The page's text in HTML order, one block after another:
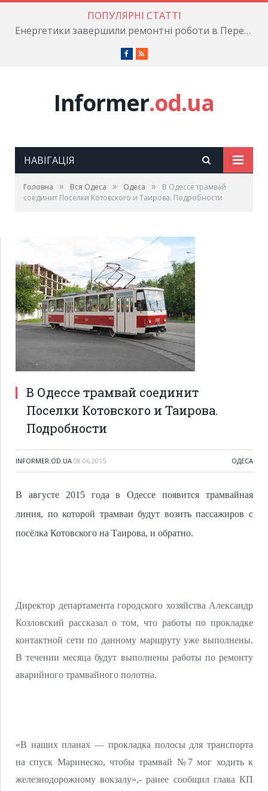
ПОПУЛЯРНІ СТАТТІ
Енергетики завершили ремонтні роботи в Пересипському районі
Facebook
RSS
Informer.od.ua
НАВІГАЦІЯ
Головна » Вся Одеса » Одеса »
В Одессе трамвай
соединит Поселки Котовского и Таирова. Подробности
В Одессе трамвай соединит
Поселки Котовского и Таирова.
Подробности
INFORMER.OD.UA 08.06.2015 ОДЕСА
В августе 2015 года в Одессе появится трамвайная
линия, по которой трамваи будут возить пассажиров с
посёлка Котовского на Таирова, и обратно.
Директор департамента городского хозяйства Александр
Козловский рассказал о том, что работы по прокладке
контактной сети по данному маршруту уже выполнены.
В течении месяца будут выполнены работы по ремонту
аварийного трамвайного полотна.
«В наших планах — прокладка полосы для транспорта
на спуск Маринеско, чтобы трамвай №7 мог ходить к
железнодорожному вокзалу»,- ранее сообщил глава КП